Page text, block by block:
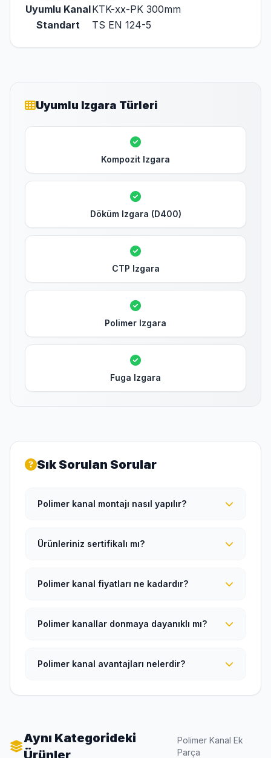
Uyumlu KanalKTK-xx-PK 300mm
Standart
TS EN 124-5
Uyumlu Izgara Türleri
Kompozit Izgara
Döküm Izgara (D400)
CTP Izgara
Polimer Izgara
Fuga Izgara
Sık Sorulan Sorular
Polimer kanal montajı nasıl yapılır?
Ürünleriniz sertifikalı mı?
Polimer kanal fiyatları ne kadardır?
Polimer kanallar donmaya dayanıklı mı?
Polimer kanal avantajları nelerdir?
Aynı Kategorideki
Ürünler
Polimer Kanal Ek
Parça